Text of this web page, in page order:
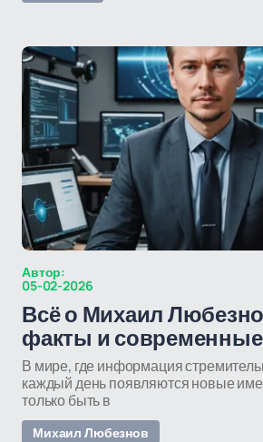
Автор:
05-02-2026
Всё о Михаил
факты и
В мире, где информация
каждый день появляются новые
только быть в
Михаил Любезнов